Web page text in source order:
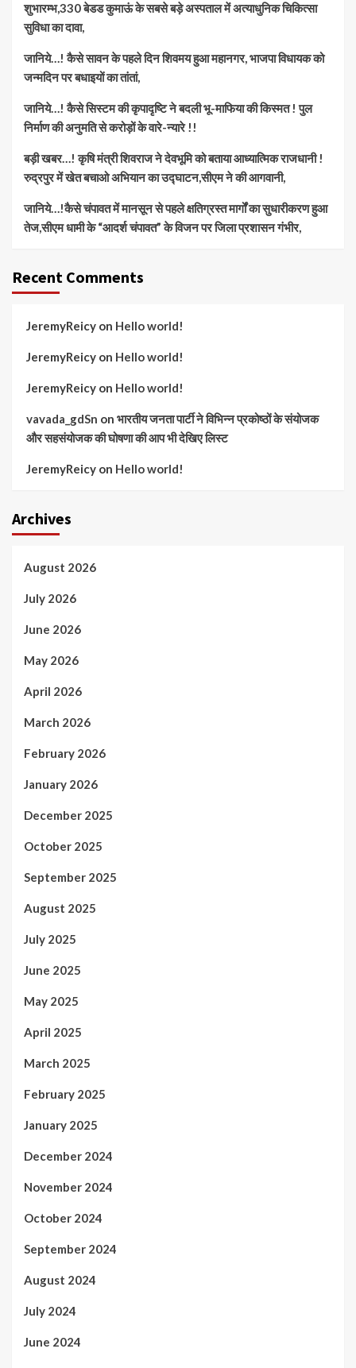
शुभारम्भ,330 बेडड कुमाऊं के सबसे बड़े अस्पताल में अत्याधुनिक चिकित्सा
सुविधा का दावा,
जानिये…! कैसे सावन के पहले दिन शिवमय हुआ महानगर, भाजपा विधायक को
जन्मदिन पर बधाइयों का तांतां,
जानिये…! कैसे सिस्टम की कृपादृष्टि ने बदली भू-माफिया की किस्मत ! पुल
निर्माण की अनुमति से करोड़ों के वारे-न्यारे !!
बड़ी खबर…! कृषि मंत्री शिवराज ने देवभूमि को बताया आध्यात्मिक राजधानी !
रुद्रपुर में खेत बचाओ अभियान का उद्घाटन,सीएम ने की आगवानी,
जानिये…!कैसे चंपावत में मानसून से पहले क्षतिग्रस्त मार्गों का सुधारीकरण हुआ
तेज,सीएम धामी के “आदर्श चंपावत” के विजन पर जिला प्रशासन गंभीर,
Recent Comments
JeremyReicy on Hello world!
JeremyReicy on Hello world!
JeremyReicy on Hello world!
vavada_gdSn on भारतीय जनता पार्टी ने विभिन्न प्रकोष्ठों के संयोजक
और सहसंयोजक की घोषणा की आप भी देखिए लिस्ट
JeremyReicy on Hello world!
Archives
August 2026
July 2026
June 2026
May 2026
April 2026
March 2026
February 2026
January 2026
December 2025
October 2025
September 2025
August 2025
July 2025
June 2025
May 2025
April 2025
March 2025
February 2025
January 2025
December 2024
November 2024
October 2024
September 2024
August 2024
July 2024
June 2024